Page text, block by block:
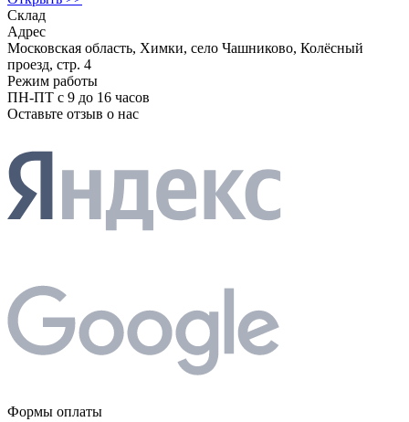
Склад
Адрес
Московская область, Химки, село Чашниково, Колёсный
проезд, стр. 4
Режим работы
ПН-ПТ с 9 до 16 часов
Оставьте отзыв о нас
Формы оплаты